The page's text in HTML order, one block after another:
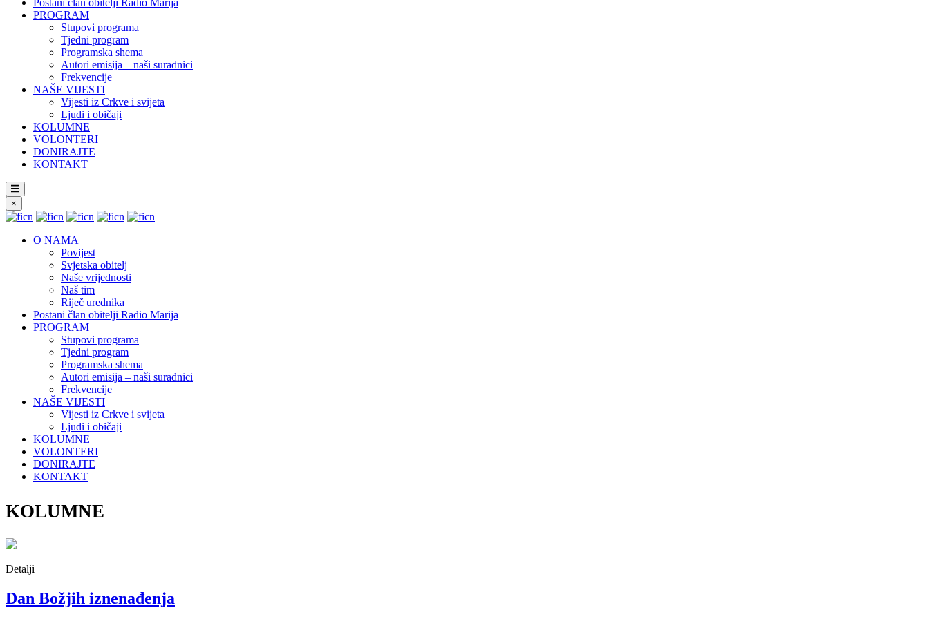
Postani član obitelji Radio Marija
PROGRAM
Stupovi programa
Tjedni program
Programska shema
Autori emisija – naši suradnici
Frekvencije
NAŠE VIJESTI
Vijesti iz Crkve i svijeta
Ljudi i običaji
KOLUMNE
VOLONTERI
DONIRAJTE
KONTAKT
×
O NAMA
Povijest
Svjetska obitelj
Naše vrijednosti
Naš tim
Riječ urednika
Postani član obitelji Radio Marija
PROGRAM
Stupovi programa
Tjedni program
Programska shema
Autori emisija – naši suradnici
Frekvencije
NAŠE VIJESTI
Vijesti iz Crkve i svijeta
Ljudi i običaji
KOLUMNE
VOLONTERI
DONIRAJTE
KONTAKT
KOLUMNE
Detalji
Dan Božjih iznenađenja